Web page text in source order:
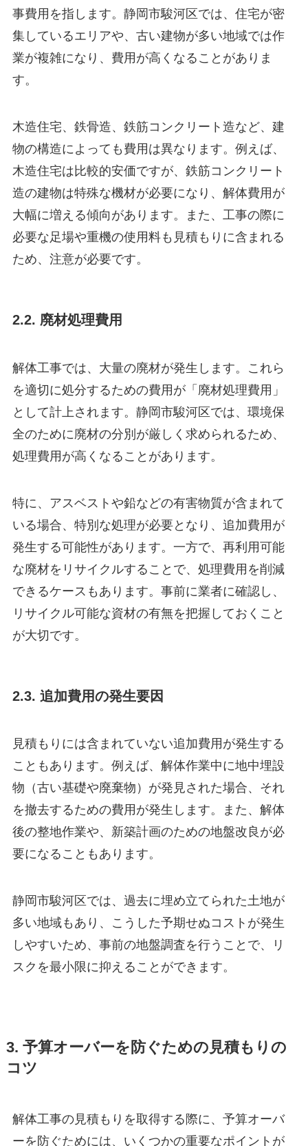
事費用を指します。静岡市駿河区では、住宅が密
集しているエリアや、古い建物が多い地域では作
業が複雑になり、費用が高くなることがありま
す。
木造住宅、鉄骨造、鉄筋コンクリート造など、建
物の構造によっても費用は異なります。例えば、
木造住宅は比較的安価ですが、鉄筋コンクリート
造の建物は特殊な機材が必要になり、解体費用が
大幅に増える傾向があります。また、工事の際に
必要な足場や重機の使用料も見積もりに含まれる
ため、注意が必要です。
2.2. 廃材処理費用
解体工事では、大量の廃材が発生します。これら
を適切に処分するための費用が「廃材処理費用」
として計上されます。静岡市駿河区では、環境保
全のために廃材の分別が厳しく求められるため、
処理費用が高くなることがあります。
特に、アスベストや鉛などの有害物質が含まれて
いる場合、特別な処理が必要となり、追加費用が
発生する可能性があります。一方で、再利用可能
な廃材をリサイクルすることで、処理費用を削減
できるケースもあります。事前に業者に確認し、
リサイクル可能な資材の有無を把握しておくこと
が大切です。
2.3. 追加費用の発生要因
見積もりには含まれていない追加費用が発生する
こともあります。例えば、解体作業中に地中埋設
物（古い基礎や廃棄物）が発見された場合、それ
を撤去するための費用が発生します。また、解体
後の整地作業や、新築計画のための地盤改良が必
要になることもあります。
静岡市駿河区では、過去に埋め立てられた土地が
多い地域もあり、こうした予期せぬコストが発生
しやすいため、事前の地盤調査を行うことで、リ
スクを最小限に抑えることができます。
3. 予算オーバーを防ぐための見積もりの
コツ
解体工事の見積もりを取得する際に、予算オーバ
ーを防ぐためには、いくつかの重要なポイントが